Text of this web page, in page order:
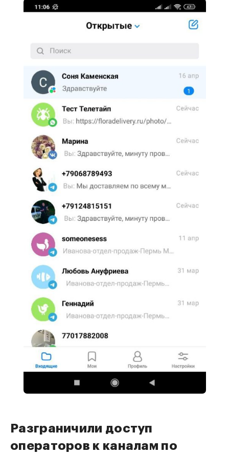
Разграничили доступ
операторов к каналам по